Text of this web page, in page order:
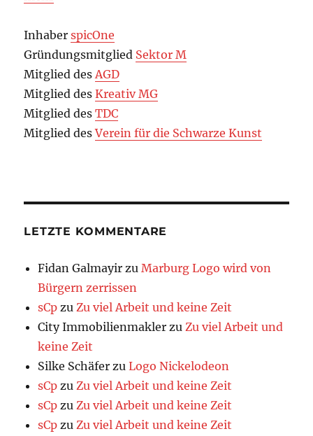
InhaberspicOne
Gründungsmitglied Sektor M
Mitglied desAGD
Mitglied desKreativ MG
Mitglied desTDC
Mitglied desVerein für die Schwarze Kunst
LETZTE KOMMENTARE
Fidan Galmayir zuMarburg Logo wird von
Bürgern zerrissen
sCp zuZu viel Arbeit und keine Zeit
City Immobilienmakler zuZu viel Arbeit und
keine Zeit
Silke Schäfer zuLogo Nickelodeon
sCp zuZu viel Arbeit und keine Zeit
sCp zuZu viel Arbeit und keine Zeit
sCp zuZu viel Arbeit und keine Zeit